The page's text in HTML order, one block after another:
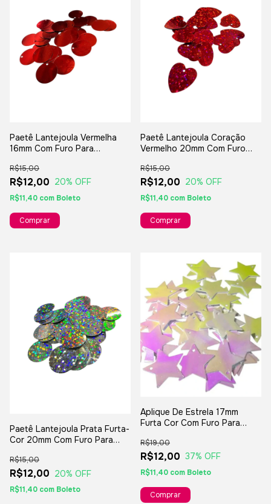
Paetê Lantejoula Vermelha
16mm Com Furo Para
R$12,00
R$15,00
20% OFF
R$11,40 com Boleto
Paetê Lantejoula Coração
Vermelho 20mm Com Furo
10grs
R$12,00
R$15,00
20% OFF
R$11,40 com Boleto
Paetê Lantejoula Prata Furta-
Cor 20mm Com Furo Para
R$12,00
R$15,00
20% OFF
R$11,40 com Boleto
Aplique De Estrela 17mm
Furta Cor Com Furo Para
R$12,00
R$19,00
37% OFF
R$11,40 com Boleto